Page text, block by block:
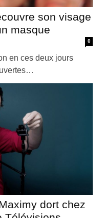
son visage
masque
0
en ces deux jours
dort chez